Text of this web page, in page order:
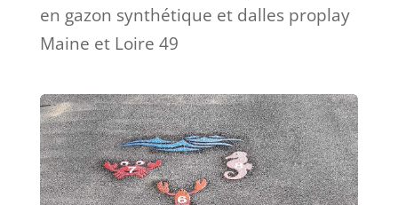
en gazon synthétique et dalles proplay
Maine et Loire 49